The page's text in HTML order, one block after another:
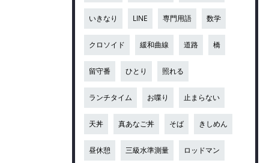
いきなり LINE 専門用語 数学
クロソイド 緩和曲線 道路 橋
留守番 ひとり 照れる
ランチタイム お喋り 止まらない
天丼 真あなご丼 そば きしめん
昼休憩 三級水準測量 ロッドマン